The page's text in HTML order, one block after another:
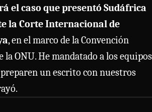
el caso que presentó Sudáfrica
la Corte Internacional de
, en el marco de la Convención
la ONU. He mandatado a los equipos
un escrito con nuestros